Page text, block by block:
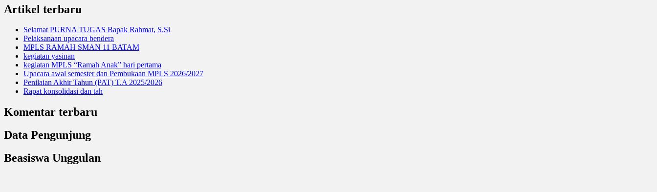
Artikel terbaru
Selamat PURNA TUGAS Bapak Rahmat, S.Si
Pelaksanaan upacara bendera
MPLS RAMAH SMAN 11 BATAM
kegiatan yasinan
kegiatan MPLS “Ramah Anak” hari pertama
Upacara awal semester dan Pembukaan MPLS 2026/2027
Penilaian Akhir Tahun (PAT) T.A 2025/2026
Rapat konsolidasi dan tah
Komentar terbaru
Data Pengunjung
Beasiswa Unggulan